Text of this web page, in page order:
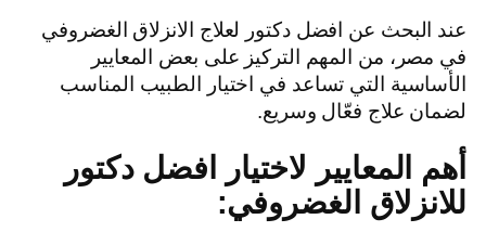
عند البحث عن افضل دكتور لعلاج الانزلاق الغضروفي
في مصر، من المهم التركيز على بعض المعايير
الأساسية التي تساعد في اختيار الطبيب المناسب
لضمان علاج فعّال وسريع.
أهم المعايير لاختيار افضل دكتور
للانزلاق الغضروفي: